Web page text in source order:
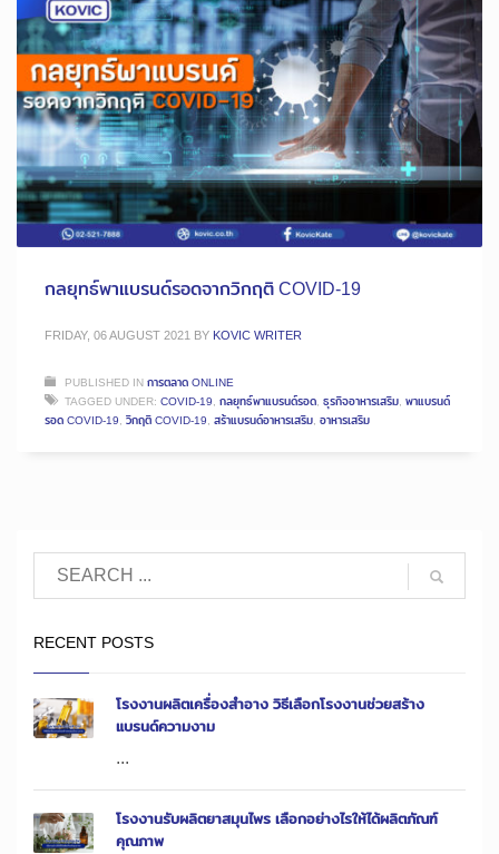
กลยุทธ์พาแบรนด์รอดจากวิกฤติ COVID-19
FRIDAY, 06 AUGUST 2021 BY KOVIC WRITER
PUBLISHED INการตลาด ONLINE
TAGGED UNDER: COVID-19, กลยุทธ์พาแบรนด์รอด, ธุรกิจอาหารเสริม, พาแบรนด์
รอด COVID-19, วิกฤติ COVID-19, สร้าแบรนด์อาหารเสริม, อาหารเสริม
RECENT POSTS
โรงงานผลิตเครื่องสำอาง วิธีเลือกโรงงานช่วยสร้าง
แบรนด์ความงาม
...
โรงงานรับผลิตยาสมุนไพร เลือกอย่างไรให้ได้ผลิตภัณฑ์
คุณภาพ